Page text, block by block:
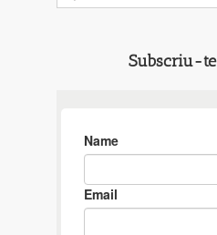
for:
Subscriu-te